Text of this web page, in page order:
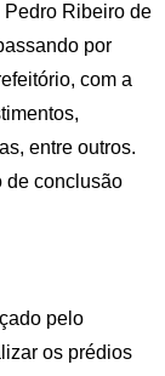
Ribeiro de
por
com a
entre outros.
de conclusão
pelo
os prédios